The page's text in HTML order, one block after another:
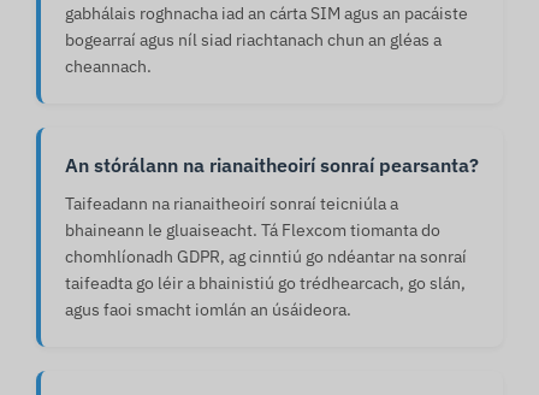
gabhálais roghnacha iad an cárta SIM agus an pacáiste
bogearraí agus níl siad riachtanach chun an gléas a
cheannach.
An stórálann na rianaitheoirí sonraí pearsanta?
Taifeadann na rianaitheoirí sonraí teicniúla a
bhaineann le gluaiseacht. Tá Flexcom tiomanta do
chomhlíonadh GDPR, ag cinntiú go ndéantar na sonraí
taifeadta go léir a bhainistiú go trédhearcach, go slán,
agus faoi smacht iomlán an úsáideora.